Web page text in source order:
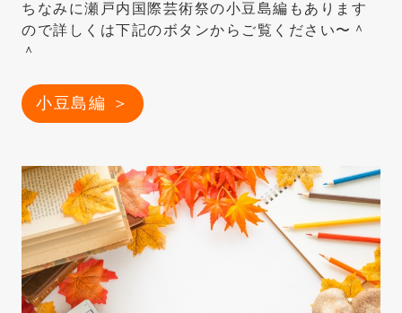
ちなみに瀬戸内国際芸術祭の小豆島編もあります
ので詳しくは下記のボタンからご覧ください〜＾
＾
小豆島編 ＞